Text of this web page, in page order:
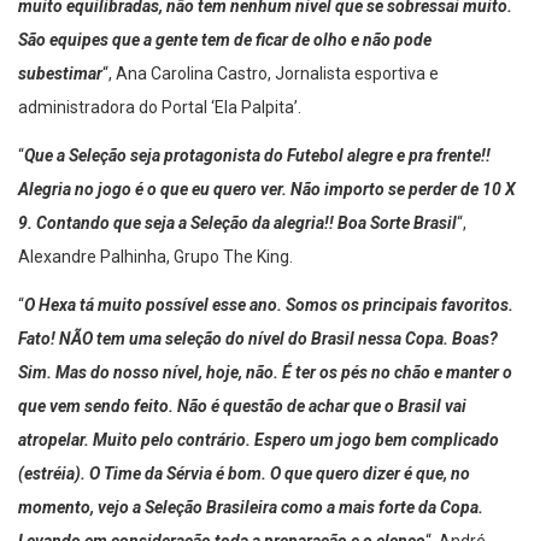
muito equilibradas, não tem nenhum nível que se sobressai muito.
São equipes que a gente tem de ficar de olho e não pode
subestimar “, Ana Carolina Castro, Jornalista esportiva e
administradora do Portal ‘Ela Palpita’.
Que a Seleção seja protagonista do Futebol alegre e pra frente!!
Alegria no jogo é o que eu quero ver. Não importo se perder de 10 X
9. Contando que seja a Seleção da alegria!! Boa Sorte Brasil “,
Alexandre Palhinha, Grupo The King.
O Hexa tá muito possível esse ano. Somos os principais favoritos.
Fato! NÃO tem uma seleção do nível do Brasil nessa Copa. Boas?
Sim. Mas do nosso nível, hoje, não. É ter os pés no chão e manter o
que vem sendo feito. Não é questão de achar que o Brasil vai
atropelar. Muito pelo contrário. Espero um jogo bem complicado
(estréia). O Time da Sérvia é bom. O que quero dizer é que, no
momento, vejo a Seleção Brasileira como a mais forte da Copa.